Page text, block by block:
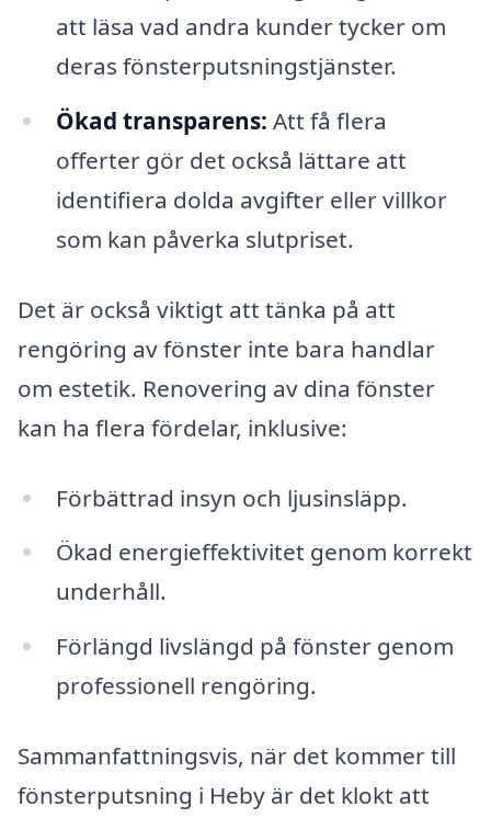
att läsa vad andra kunder tycker om
deras fönsterputsningstjänster.
Ökad transparens: Att få flera
offerter gör det också lättare att
identifiera dolda avgifter eller villkor
som kan påverka slutpriset.
Det är också viktigt att tänka på att
rengöring av fönster inte bara handlar
om estetik. Renovering av dina fönster
kan ha flera fördelar, inklusive:
Förbättrad insyn och ljusinsläpp.
Ökad energieffektivitet genom korrekt
underhåll.
Förlängd livslängd på fönster genom
professionell rengöring.
Sammanfattningsvis, när det kommer till
fönsterputsning i Heby är det klokt att